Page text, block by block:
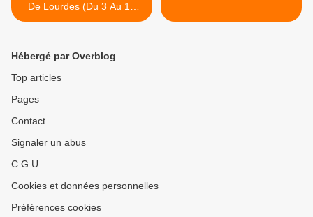
De Lourdes (Du 3 Au 11
Février )
Hébergé par Overblog
Top articles
Pages
Contact
Signaler un abus
C.G.U.
Cookies et données personnelles
Préférences cookies